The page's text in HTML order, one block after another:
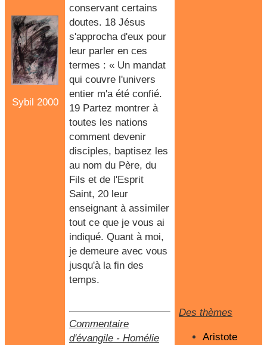
Sybil 2000
conservant certains
doutes. 18 Jésus
s'approcha d'eux pour
leur parler en ces
termes : « Un mandat
qui couvre l'univers
entier m'a été confié.
19 Partez montrer à
toutes les nations
comment devenir
disciples, baptisez les
au nom du Père, du
Fils et de l'Esprit
Saint, 20 leur
enseignant à assimiler
tout ce que je vous ai
indiqué. Quant à moi,
je demeure avec vous
jusqu'à la fin des
temps.
Commentaire
d'évangile - Homélie
Des thèmes
Aristote